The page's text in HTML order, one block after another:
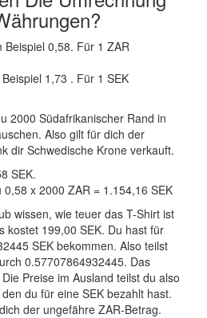
Beispiel 0,58. Für 1 ZAR
1,73 . Für 1 SEK
2000 Südafrikanischer Rand in
Also gilt für dich der
dir Schwedische Krone verkauft.
SEK.
x 2000 ZAR = 1.154,16 SEK
wissen, wie teuer das T-Shirt ist
kostet 199,00 SEK. Du hast für
SEK bekommen. Also teilst
0.57707864932445. Das
Preise im Ausland teilst du also
du für eine SEK bezahlt hast.
der ungefähre ZAR-Betrag.